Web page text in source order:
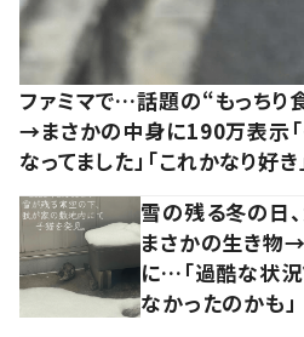
ファミマで…話題の“もっちり
→まさかの中身に190万表示「
なってました」「これかなり好き
雪の残る冬の日
まさかの生き物
に…「過酷な状況
なかったのかも」